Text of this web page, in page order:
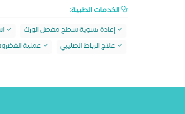
الخدمات الطبية:
إعادة تسوية سطح مفصل الورك
علاج الرباط الصليبي
عملية